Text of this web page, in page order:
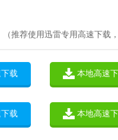
（推荐使用迅雷专用高速下载
载 本地高速
载 本地高速